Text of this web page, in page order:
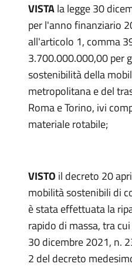
VISTAla legge 30
per l'anno finanziario
all'articolo 1, comma
3.700.000.000,00 per
sostenibilità della
metropolitana e del
Roma e Torino, ivi
materiale rotabile;
VISTO il decreto 20
mobilità sostenibili di
è stata effettuata la
rapido di massa, tra
30 dicembre 2021, n.
2 del decreto